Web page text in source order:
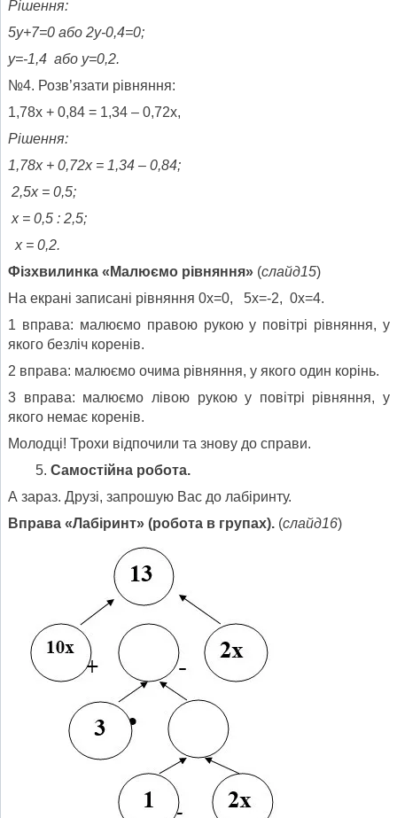
Рішення:
5у+7=0 або 2у-0,4=0;
у=-1,4 або у=0,2.
№4. Розв’язати рівняння:
1,78х + 0,84 = 1,34 – 0,72х,
Рішення:
1,78х + 0,72х = 1,34 – 0,84;
2,5х = 0,5;
х = 0,5 : 2,5;
х = 0,2.
Фізхвилинка «Малюємо рівняння» (слайд15)
На екрані записані рівняння 0х=0, 5х=-2, 0х=4.
1 вправа: малюємо правою рукою у повітрі рівняння, у
якого безліч коренів.
2 вправа: малюємо очима рівняння, у якого один корінь.
3 вправа: малюємо лівою рукою у повітрі рівняння, у
якого немає коренів.
Молодці! Трохи відпочили та знову до справи.
Самостійна робота.
А зараз. Друзі, запрошую Вас до лабіринту.
Вправа «Лабіринт» (робота в групах). (слайд16)